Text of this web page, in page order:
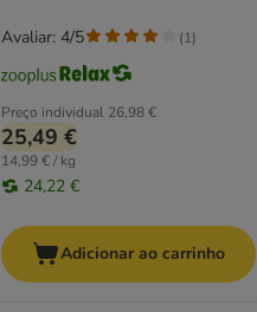
Preço individual 26,98 €
25,49 €
14,99 € / kg
24,22 €
Avaliar: 4/5 (1)
Adicionar ao carrinho